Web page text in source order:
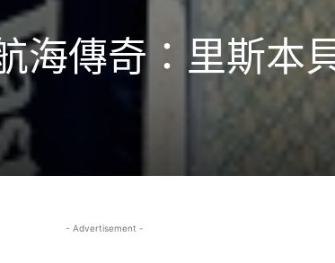
海傳奇：里斯本
- Advertisement -